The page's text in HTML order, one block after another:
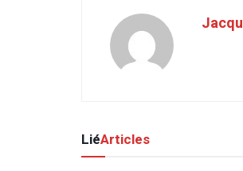
LiéArticles